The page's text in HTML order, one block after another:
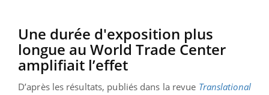
Une durée d'exposition plus
longue au World Trade Center
amplifiait l’effet
D’après les résultats, publiés dans la revue Translational